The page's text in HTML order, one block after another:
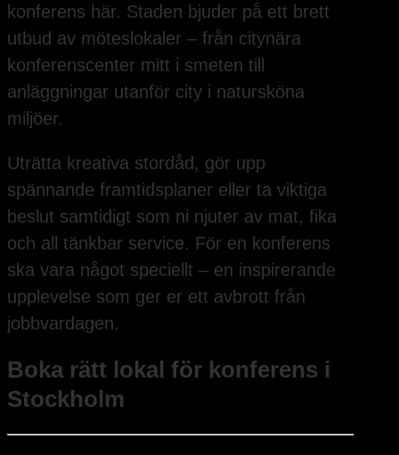
konferens här. Staden bjuder på ett brett
utbud av möteslokaler – från citynära
konferenscenter mitt i smeten till
anläggningar utanför city i natursköna
miljöer.
Uträtta kreativa stordåd, gör upp
spännande framtidsplaner eller ta viktiga
beslut samtidigt som ni njuter av mat, fika
och all tänkbar service. För en konferens
ska vara något speciellt – en inspirerande
upplevelse som ger er ett avbrott från
jobbvardagen.
Boka rätt lokal för konferens i
Stockholm